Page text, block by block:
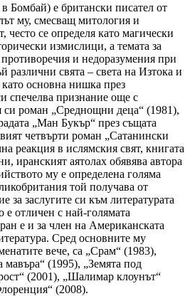
Бомбай) е британски писател от
му, смесващ митология и
често се определя като магически
измислици, а темата за
и недоразумения при
различни свята – света на Изтока и
основна нишка през
спечелва признание още с
си роман „Среднощни деца“ (1981),
„Ман Букър“ през същата
четвърти роман „Сатанински
реакция в ислямския свят, книгата
иранският аятолах обявява автора
му е определена голяма
той получава от
за заслугите си към литературата
отличен с най-голямата
е и за член на Американската
Сред основните му
вече, са „Срам“ (1983),
(1995), „Земята под
(2001), „Шалимар клоунът“
(2008).